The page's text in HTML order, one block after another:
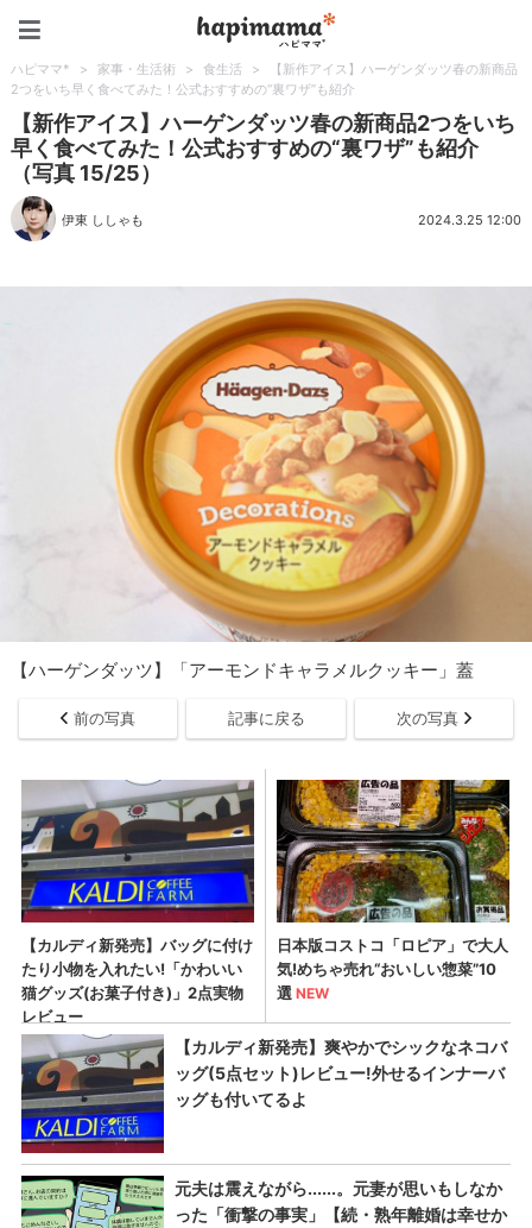
ハピママ* > 家事・生活術 > 食生活 >
【新作アイス】ハーゲンダッツ春の新商品
2つをいち早く食べてみた！公式おすすめの“裏ワザ”も紹介
【新作アイス】ハーゲンダッツ春の新商品2つをいち
早く食べてみた！公式おすすめの“裏ワザ”も紹介
（写真 15/25）
伊東 ししゃも 2024.3.25 12:00
【ハーゲンダッツ】「アーモンドキャラメルクッキー」蓋
前の写真 記事に戻る 次の写真